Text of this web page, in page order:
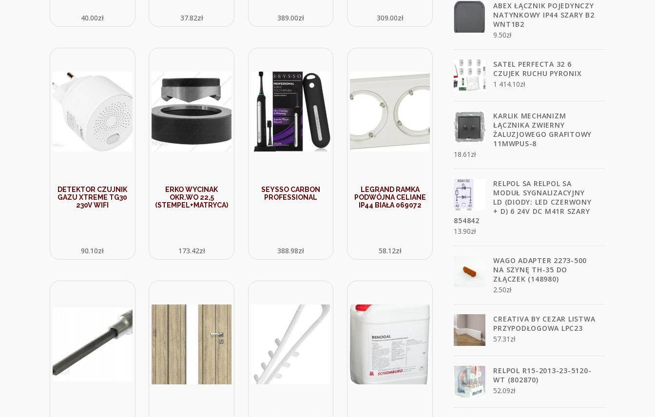
40.00zł 37.82zł 389.00zł 309.00zł
DETEKTOR CZUJNIK
GAZU XTREME TG30
230V WIFI
90.10zł
ERKO WYCINAK
OKR.WO 22,5
(STEMPEL+MATRYCA)
173.42zł
SEYSSO CARBON
PROFESSIONAL
388.98zł
LEGRAND RAMKA
PODWÓJNA CELIANE
IP44 BIAŁA 069072
58.12zł
ABEX ŁĄCZNIK POJEDYNCZY
NATYNKOWY IP44 SZARY B2
WNT1B2
9.50zł
SATEL PERFECTA 32 6
CZUJEK RUCHU PYRONIX
1 414.10zł
KARLIK MECHANIZM
ŁĄCZNIKA ZWIERNY
ŻALUZJOWEGO GRAFITOWY
11MWPUS-8
18.61 zł
RELPOL SA RELPOL SA
MODUŁ SYGNALIZACYJNY
LD (DIODY: LED CZERWONY
+ D) 6 24V DC M41R SZARY
854842
13.90zł
WAGO ADAPTER 2273-500
NA SZYNĘ TH-35 DO
ZŁĄCZEK (148980)
2.50zł
CREATIVA BY CEZAR LISTWA
PRZYPODŁOGOWA LPC23
57.31 zł
RELPOL R15-2013-23-5120-
WT (802870)
52.09zł